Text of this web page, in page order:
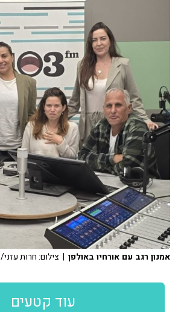
אמנון רגב עם אורחיו באולפן | צילום: חרות עזני/103fm
עוד קטעים